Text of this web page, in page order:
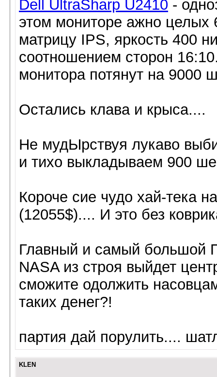
Dell UltraSharp U2410 -
этом мониторе ажно целых
матрицу IPS, яркость 400
соотношением сторон
монитора потянут на 9000
Остались клава и крыса....
Не мудЫрствуя лукаво
и тихо выкладываем 900
Короче сие чудо хай-тека
(12055$).... И это без
Главный и самый большой
NASA из строя выйдет
сможите одолжить
таких денег?!
партия дай порулить....
KLEN